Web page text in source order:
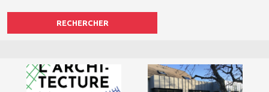
RECHERCHER